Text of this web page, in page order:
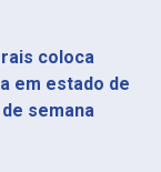
coloca
em estado de
semana